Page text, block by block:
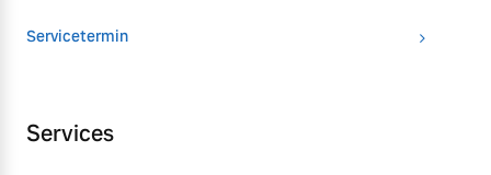
Servicetermin
Services